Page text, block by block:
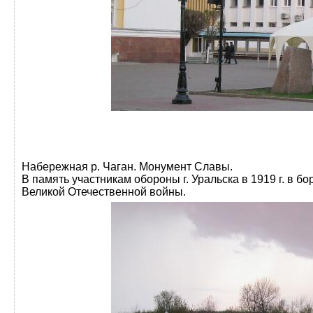
Набережная р. Чаган. Монумент Славы.
В память участникам обороны г. Уральска в 1919 г. в
Великой Отечественной войны.